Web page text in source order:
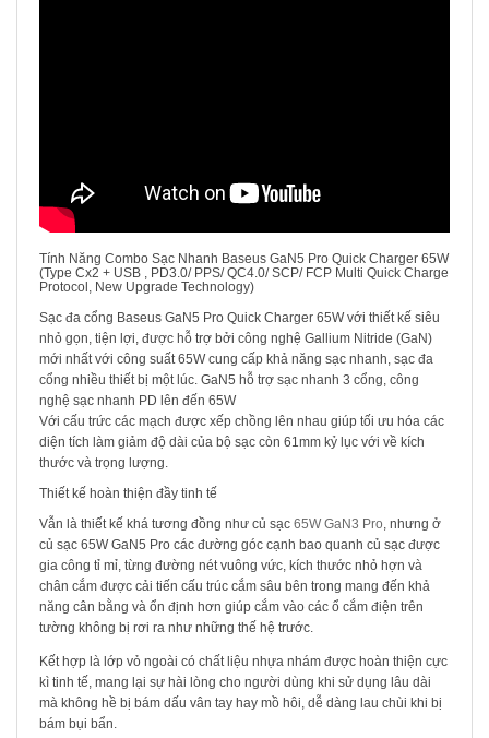
Tính Năng Combo Sạc Nhanh Baseus GaN5 Pro Quick Charger 65W
(Type Cx2 + USB , PD3.0/ PPS/ QC4.0/ SCP/ FCP Multi Quick Charge
Protocol, New Upgrade Technology)
Sạc đa cổng Baseus GaN5 Pro Quick Charger 65W với thiết kế siêu
nhỏ gọn, tiện lợi, được hỗ trợ bởi công nghệ Gallium Nitride (GaN)
mới nhất với công suất 65W cung cấp khả năng sạc nhanh, sạc đa
cổng nhiều thiết bị một lúc. GaN5 hỗ trợ sạc nhanh 3 cổng, công
nghệ sạc nhanh PD lên đến 65W
Với cấu trức các mạch được xếp chồng lên nhau giúp tối ưu hóa các
diện tích làm giảm độ dài của bộ sạc còn 61mm kỷ lục với về kích
thước và trọng lượng.
Thiết kế hoàn thiện đầy tinh tế
Vẫn là thiết kế khá tương đồng như củ sạc 65W GaN3 Pro, nhưng ở
củ sạc 65W GaN5 Pro các đường góc cạnh bao quanh củ sạc được
gia công tỉ mỉ, từng đường nét vuông vức, kích thước nhỏ hợn và
chân cắm được cải tiến cấu trúc cắm sâu bên trong mang đến khả
năng cân bằng và ổn định hơn giúp cắm vào các ổ cắm điện trên
tường không bị rơi ra như những thế hệ trước.
Kết hợp là lớp vỏ ngoài có chất liệu nhựa nhám được hoàn thiện cực
kì tinh tế, mang lại sự hài lòng cho người dùng khi sử dụng lâu dài
mà không hề bị bám dấu vân tay hay mồ hôi, dễ dàng lau chùi khi bị
bám bụi bẩn.